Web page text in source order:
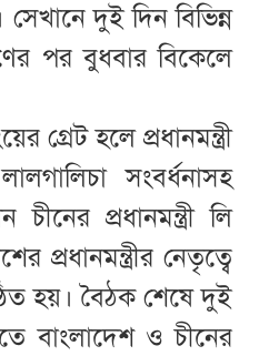
দুই দিন বিভিন্ন
পর বুধবার বিকেলে
গ্রেট হলে প্রধানমন্ত্রী
সংবর্ধনাসহ
চীনের প্রধানমন্ত্রী লি
প্রধানমন্ত্রীর নেতৃত্বে
হয়। বৈঠক শেষে দুই
বাংলাদেশ ও চীনের